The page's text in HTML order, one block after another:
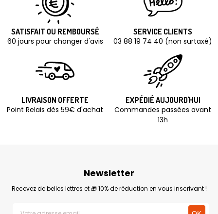
SATISFAIT OU REMBOURSÉ
60 jours pour changer d'avis
SERVICE CLIENTS
03 88 19 74 40 (non surtaxé)
LIVRAISON OFFERTE
Point Relais dès 59€ d'achat
EXPÉDIÉ AUJOURD'HUI
Commandes passées avant
13h
Newsletter
Recevez de belles lettres et 🎁 10% de réduction en vous inscrivant !